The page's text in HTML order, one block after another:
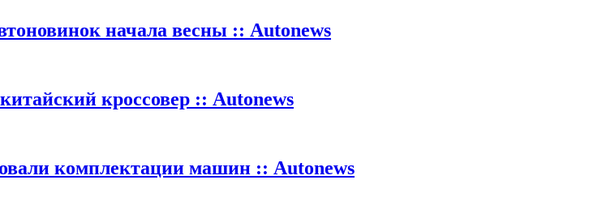
начала весны :: Autonews
кроссовер :: Autonews
комплектации машин :: Autonews